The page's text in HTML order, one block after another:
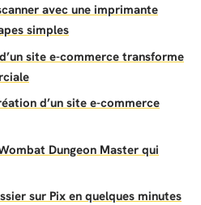
avec une imprimante
simples
site e-commerce transforme
d’un site e-commerce
Dungeon Master qui
sur Pix en quelques minutes